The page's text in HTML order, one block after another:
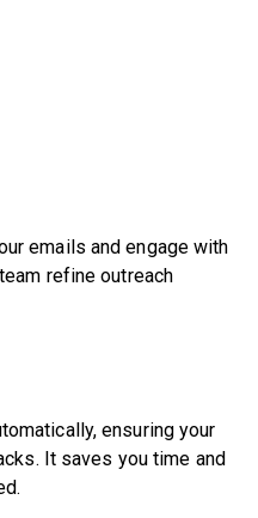
emails and engage with
refine outreach
ensuring your
It saves you time and